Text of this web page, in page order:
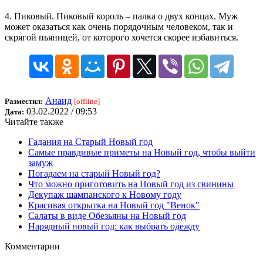
4. Пиковый. Пиковый король – палка о двух концах. Муж
может оказаться как очень порядочным человеком, так и
скрягой пьяницей, от которого хочется скорее избавиться.
Разместил: Анаид [offline]
Дата: 03.02.2022 / 09:53
Читайте также
Гадания на Старый Новый год
Самые правдивые приметы на Новый год, чтобы выйти
замуж
Погадаем на старый Новый год?
Что можно приготовить на Новый год из свинины
Декупаж шампанского к Новому году
Красивая открытка на Новый год "Венок"
Салаты в виде Обезьяны на Новый год
Нарядный новый год: как выбрать одежду
Комментарии